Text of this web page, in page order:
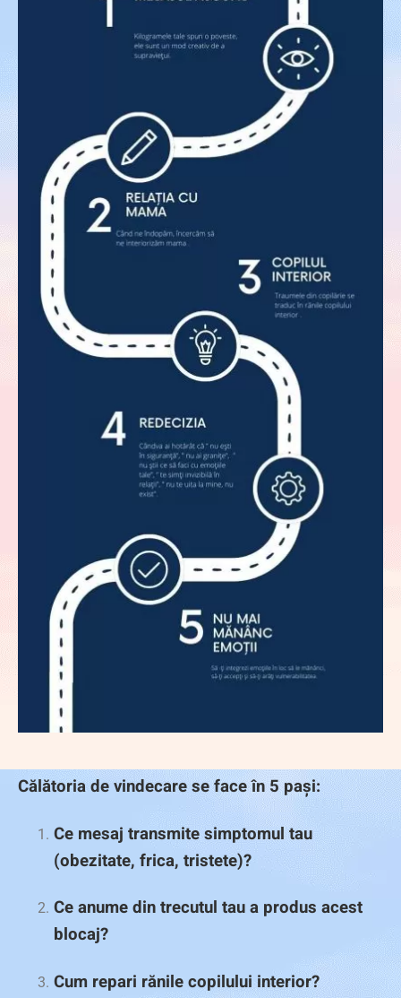
Călătoria de vindecare se face în 5 pași:
Ce mesaj transmite simptomul tau
(obezitate, frica, tristete)?
Ce anume din trecutul tau a produs acest
blocaj?
Cum repari rănile copilului interior?